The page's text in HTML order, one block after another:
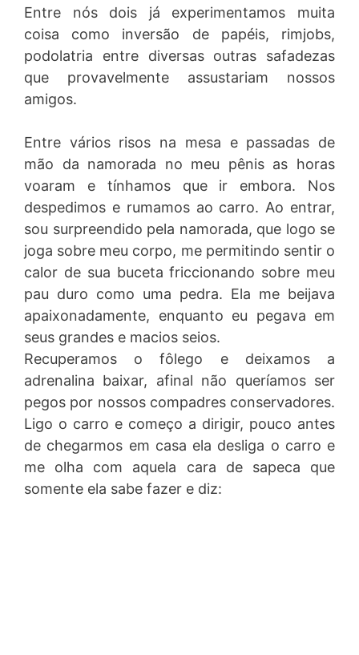
Entre nós dois já experimentamos muita
coisa como inversão de papéis, rimjobs,
podolatria entre diversas outras safadezas
que provavelmente assustariam nossos
amigos.
Entre vários risos na mesa e passadas de
mão da namorada no meu pênis as horas
voaram e tínhamos que ir embora. Nos
despedimos e rumamos ao carro. Ao entrar,
sou surpreendido pela namorada, que logo se
joga sobre meu corpo, me permitindo sentir o
calor de sua buceta friccionando sobre meu
pau duro como uma pedra. Ela me beijava
apaixonadamente, enquanto eu pegava em
seus grandes e macios seios.
Recuperamos o fôlego e deixamos a
adrenalina baixar, afinal não queríamos ser
pegos por nossos compadres conservadores.
Ligo o carro e começo a dirigir, pouco antes
de chegarmos em casa ela desliga o carro e
me olha com aquela cara de sapeca que
somente ela sabe fazer e diz: